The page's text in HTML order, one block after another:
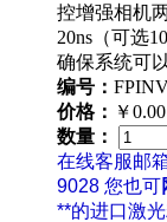
控增强相机
20ns（可选
确保系统可
编号：
价格： ￥0.00
数量：
在线客服邮
9028 您也可
**的进口激